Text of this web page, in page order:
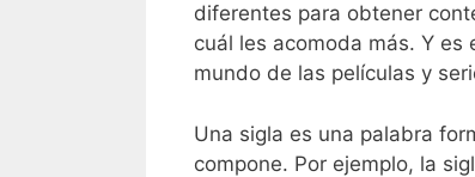
diferentes para obtener
cuál les acomoda más. Y es
mundo de las películas y
Una sigla es una palabra
compone. Por ejemplo, la